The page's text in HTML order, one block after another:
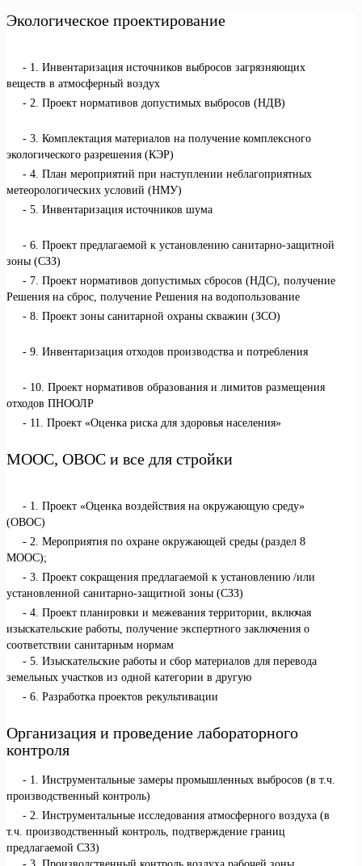
Экологическое проектирование
1. Инвентаризация источников выбросов загрязняющих
веществ в атмосферный воздух
2. Проект нормативов допустимых выбросов (НДВ)
3. Комплектация материалов на получение комплексного
экологического разрешения (КЭР)
4. План мероприятий при наступлении неблагоприятных
метеорологических условий (НМУ)
5. Инвентаризация источников шума
6. Проект предлагаемой к установлению санитарно-защитной
зоны (СЗЗ)
7. Проект нормативов допустимых сбросов (НДС), получение
Решения на сброс, получение Решения на водопользование
8. Проект зоны санитарной охраны скважин (ЗСО)
9. Инвентаризация отходов производства и потребления
10. Проект нормативов образования и лимитов размещения
отходов ПНООЛР
11. Проект «Оценка риска для здоровья населения»
МООС, ОВОС и все для стройки
1. Проект «Оценка воздействия на окружающую среду»
(ОВОС)
2. Мероприятия по охране окружающей среды (раздел 8
МООС);
3. Проект сокращения предлагаемой к установлению /или
установленной санитарно-защитной зоны (СЗЗ)
4. Проект планировки и межевания территории, включая
изыскательские работы, получение экспертного заключения о
соответствии санитарным нормам
5. Изыскательские работы и сбор материалов для перевода
земельных участков из одной категории в другую
6. Разработка проектов рекультивации
Организация и проведение лабораторного
контроля
1. Инструментальные замеры промышленных выбросов (в т.ч.
производственный контроль)
2. Инструментальные исследования атмосферного воздуха (в
т.ч. производственный контроль, подтверждение границ
предлагаемой СЗЗ)